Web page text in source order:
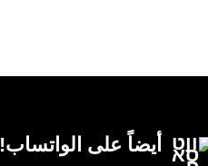
أيضاً على الواتساب!